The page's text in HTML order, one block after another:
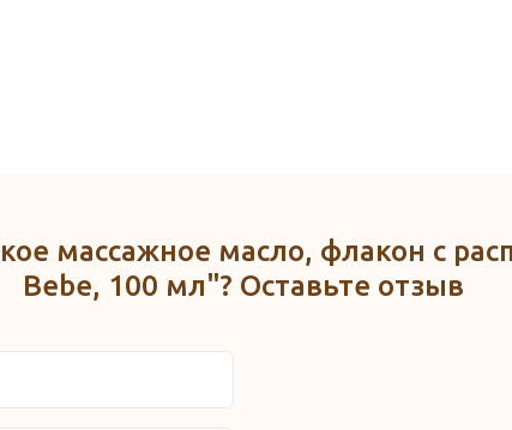
массажное масло, флакон с
Bebe, 100 мл"? Оставьте отзыв